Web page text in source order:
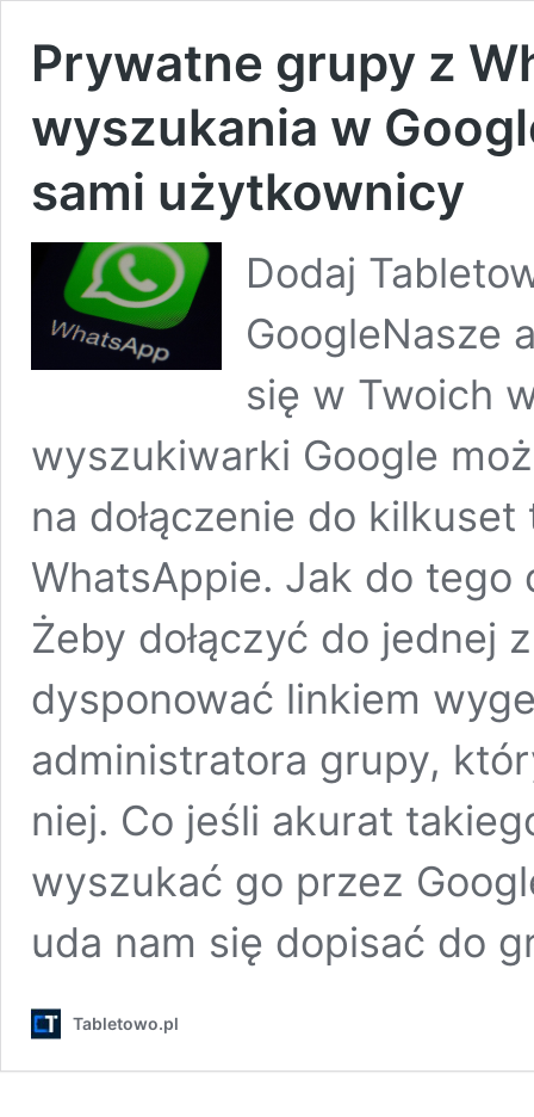
Prywatne grupy z
wyszukania w
sami użytkownicy
Dodaj
GoogleNasze
się w Twoich
wyszukiwarki Google
na dołączenie do
WhatsAppie. Jak do tego
Żeby dołączyć do jednej
dysponować linkiem
administratora grupy,
niej. Co jeśli akurat
wyszukać go przez
uda nam się dopisać do
Tabletowo.pl